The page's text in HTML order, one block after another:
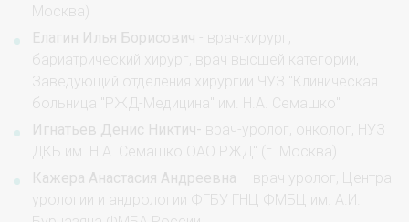
Москва)
Елагин Илья Борисович - врач-хирург,
бариатрический хирург, врач высшей категории,
Заведующий отделения хирургии ЧУЗ "Клиническая
больница "РЖД-Медицина" им. Н.А. Семашко"
Игнатьев Денис Никтич- врач-уролог, онколог, НУЗ
ДКБ им. Н.А. Семашко ОАО РЖД" (г. Москва)
Кажера Анастасия Андреевна – врач уролог, Центра
урологии и андрологии ФГБУ ГНЦ ФМБЦ им. А.И.